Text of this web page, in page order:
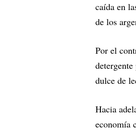
caída en
de los
Por el
dulce de
Hacia
economía